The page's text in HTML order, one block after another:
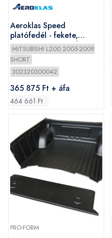
Aeroklas Speed
platófedél - fekete,
szemcsés - Mitsubishi D/C
2005-2009
MITSUBISHI L200 2005-2009
SHORT
302320300042
365 875 Ft + áfa
464 661 Ft
PRO-FORM